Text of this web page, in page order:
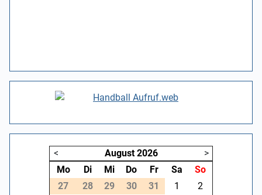
< August 2026
>
Mo
Di Mi Do Fr Sa
So
27
28 29 30 31 1
2